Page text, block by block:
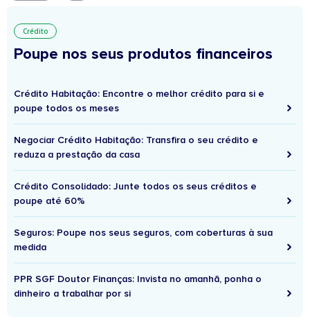
Crédito
Poupe nos seus produtos financeiros
Crédito Habitação: Encontre o melhor crédito para si e
poupe todos os meses
Negociar Crédito Habitação: Transfira o seu crédito e
reduza a prestação da casa
Crédito Consolidado: Junte todos os seus créditos e
poupe até 60%
Seguros: Poupe nos seus seguros, com coberturas à sua
medida
PPR SGF Doutor Finanças: Invista no amanhã, ponha o
dinheiro a trabalhar por si